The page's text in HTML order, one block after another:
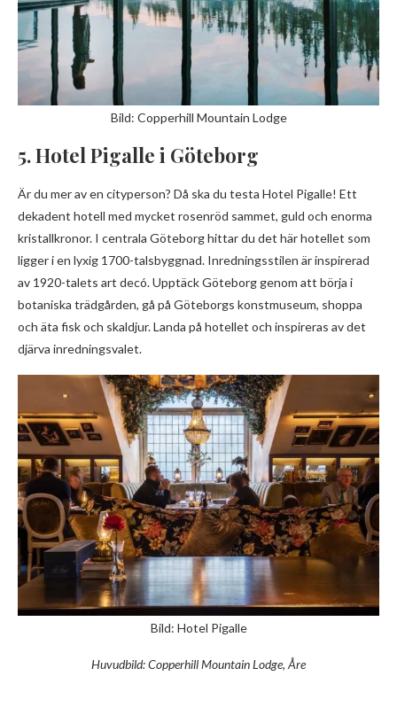
Bild: Copperhill Mountain Lodge
5. Hotel Pigalle i Göteborg
Är du mer av en cityperson? Då ska du testa Hotel Pigalle! Ett
dekadent hotell med mycket rosenröd sammet, guld och enorma
kristallkronor. I centrala Göteborg hittar du det här hotellet som
ligger i en lyxig 1700-talsbyggnad. Inredningsstilen är inspirerad
av 1920-talets art decó. Upptäck Göteborg genom att börja i
botaniska trädgården, gå på Göteborgs konstmuseum, shoppa
och äta fisk och skaldjur. Landa på hotellet och inspireras av det
djärva inredningsvalet.
Bild: Hotel Pigalle
Huvudbild: Copperhill Mountain Lodge, Åre